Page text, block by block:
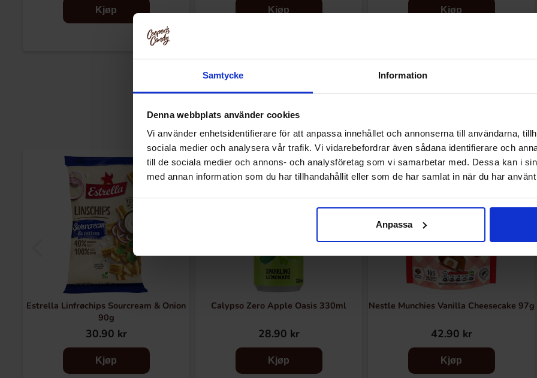
Samtycke Information
Denna webbplats använder cookies
Vi använder enhetsidentifierare för att anpassa innehållet och annonserna till användarna,
sociala medier och analysera vår trafik. Vi vidarebefordrar även sådana identifierare och
till de sociala medier och annons- och analysföretag som vi samarbetar med. Dessa kan i
med annan information som du har tillhandahållit eller som de har samlat in när du har
Anpassa
Kjøp Kjøp Kjøp
Estrella Linfrøchips Sourcream & Onion
90g
30.90 kr
Kjøp
Calypso Zero Apple Oasis 330ml
28.90 kr
Kjøp
Nestle Munchies Vanilla Cheesecake 97g
42.90 kr
Kjøp